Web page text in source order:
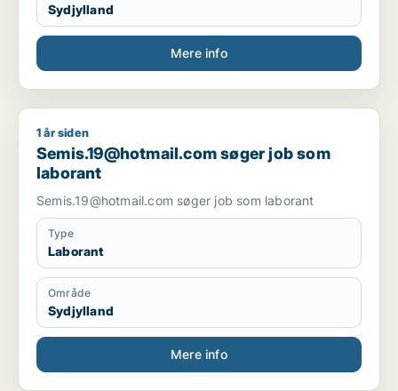
Sydjylland
Mere info
Semis.19@hotmail.com søger job som laborant
1 år siden
Semis.19@hotmail.com søger job som
laborant
Semis.19@hotmail.com søger job som laborant
Type
Laborant
Område
Sydjylland
Mere info